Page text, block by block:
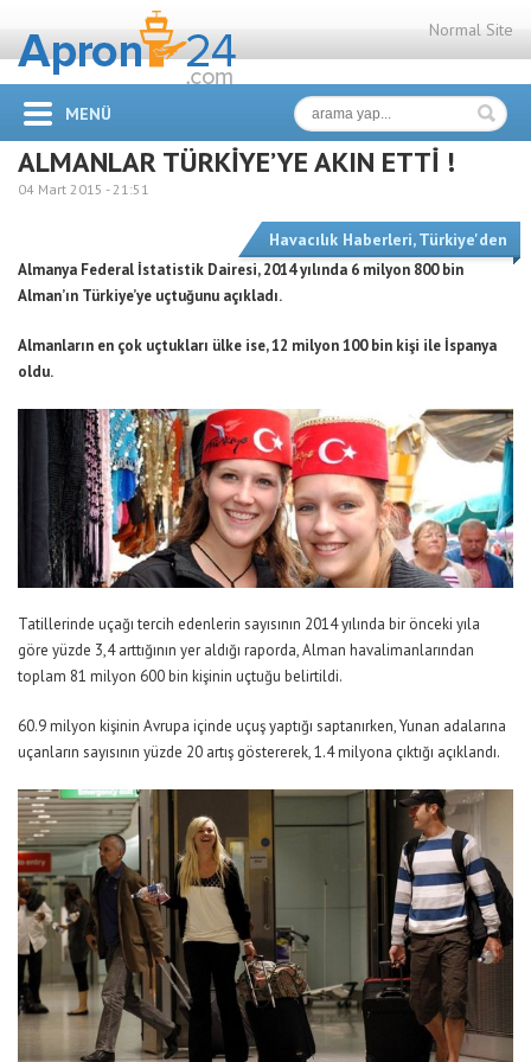
Normal Site
MENÜ
ALMANLAR TÜRKİYE’YE AKIN ETTİ !
04 Mart 2015 -21:51
Havacılık Haberleri,Türkiye'den
Almanya Federal İstatistik Dairesi, 2014 yılında 6 milyon 800 bin
Alman’ın Türkiye’ye uçtuğunu açıkladı.
Almanların en çok uçtukları ülke ise, 12 milyon 100 bin kişi ile İspanya
oldu.
Tatillerinde uçağı tercih edenlerin sayısının 2014 yılında bir önceki yıla
göre yüzde 3,4 arttığının yer aldığı raporda, Alman havalimanlarından
toplam 81 milyon 600 bin kişinin uçtuğu belirtildi.
60.9 milyon kişinin Avrupa içinde uçuş yaptığı saptanırken, Yunan adalarına
uçanların sayısının yüzde 20 artış göstererek, 1.4 milyona çıktığı açıklandı.